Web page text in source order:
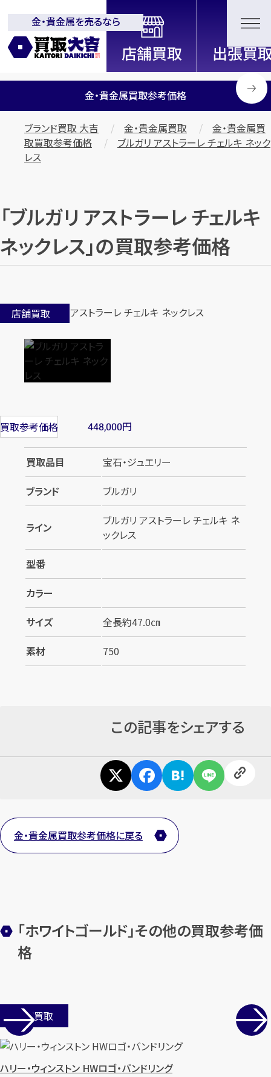
全国2200店舗以上展開中！
信頼と実績の買取専門店「買取大
吉」
金・貴金属を売るなら
金・貴金属買取参考価格
ブランド買取 大吉 金・貴金属買取
金・貴金属買
取買取参考価格
ブルガリ アストラーレ チェルキ ネック
レス
「ブルガリ アストラーレ チェルキ
ネックレス」の買取参考価格
店舗買取
買取参考価格 448,000円
買取品目
宝石・ジュエリー
ブランド
ブルガリ
ライン
ブルガリ アストラーレ チェルキ ネ
ックレス
型番
カラー
サイズ
全長約47.0㎝
素材
750
この記事をシェアする
金・貴金属買取参考価格に戻る
「ホワイトゴールド」その他の買取参考価
格
店舗買取
ハリー・ウィンストン HWロゴ・バンドリング